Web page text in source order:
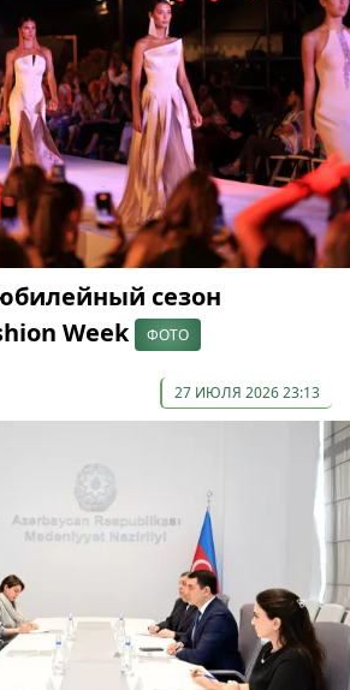
сезон
Week
ФОТО
27 ИЮЛЯ 2026 23:13